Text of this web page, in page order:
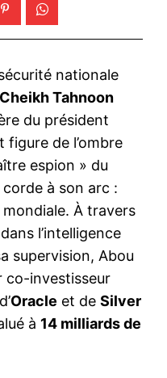
nationale
Cheikh Tahnoon
du président
figure de l’ombre
espion » du
corde à son arc :
À travers
l’intelligence
supervision, Abou
co-investisseur
Oracle et de Silver
à 14 milliards de